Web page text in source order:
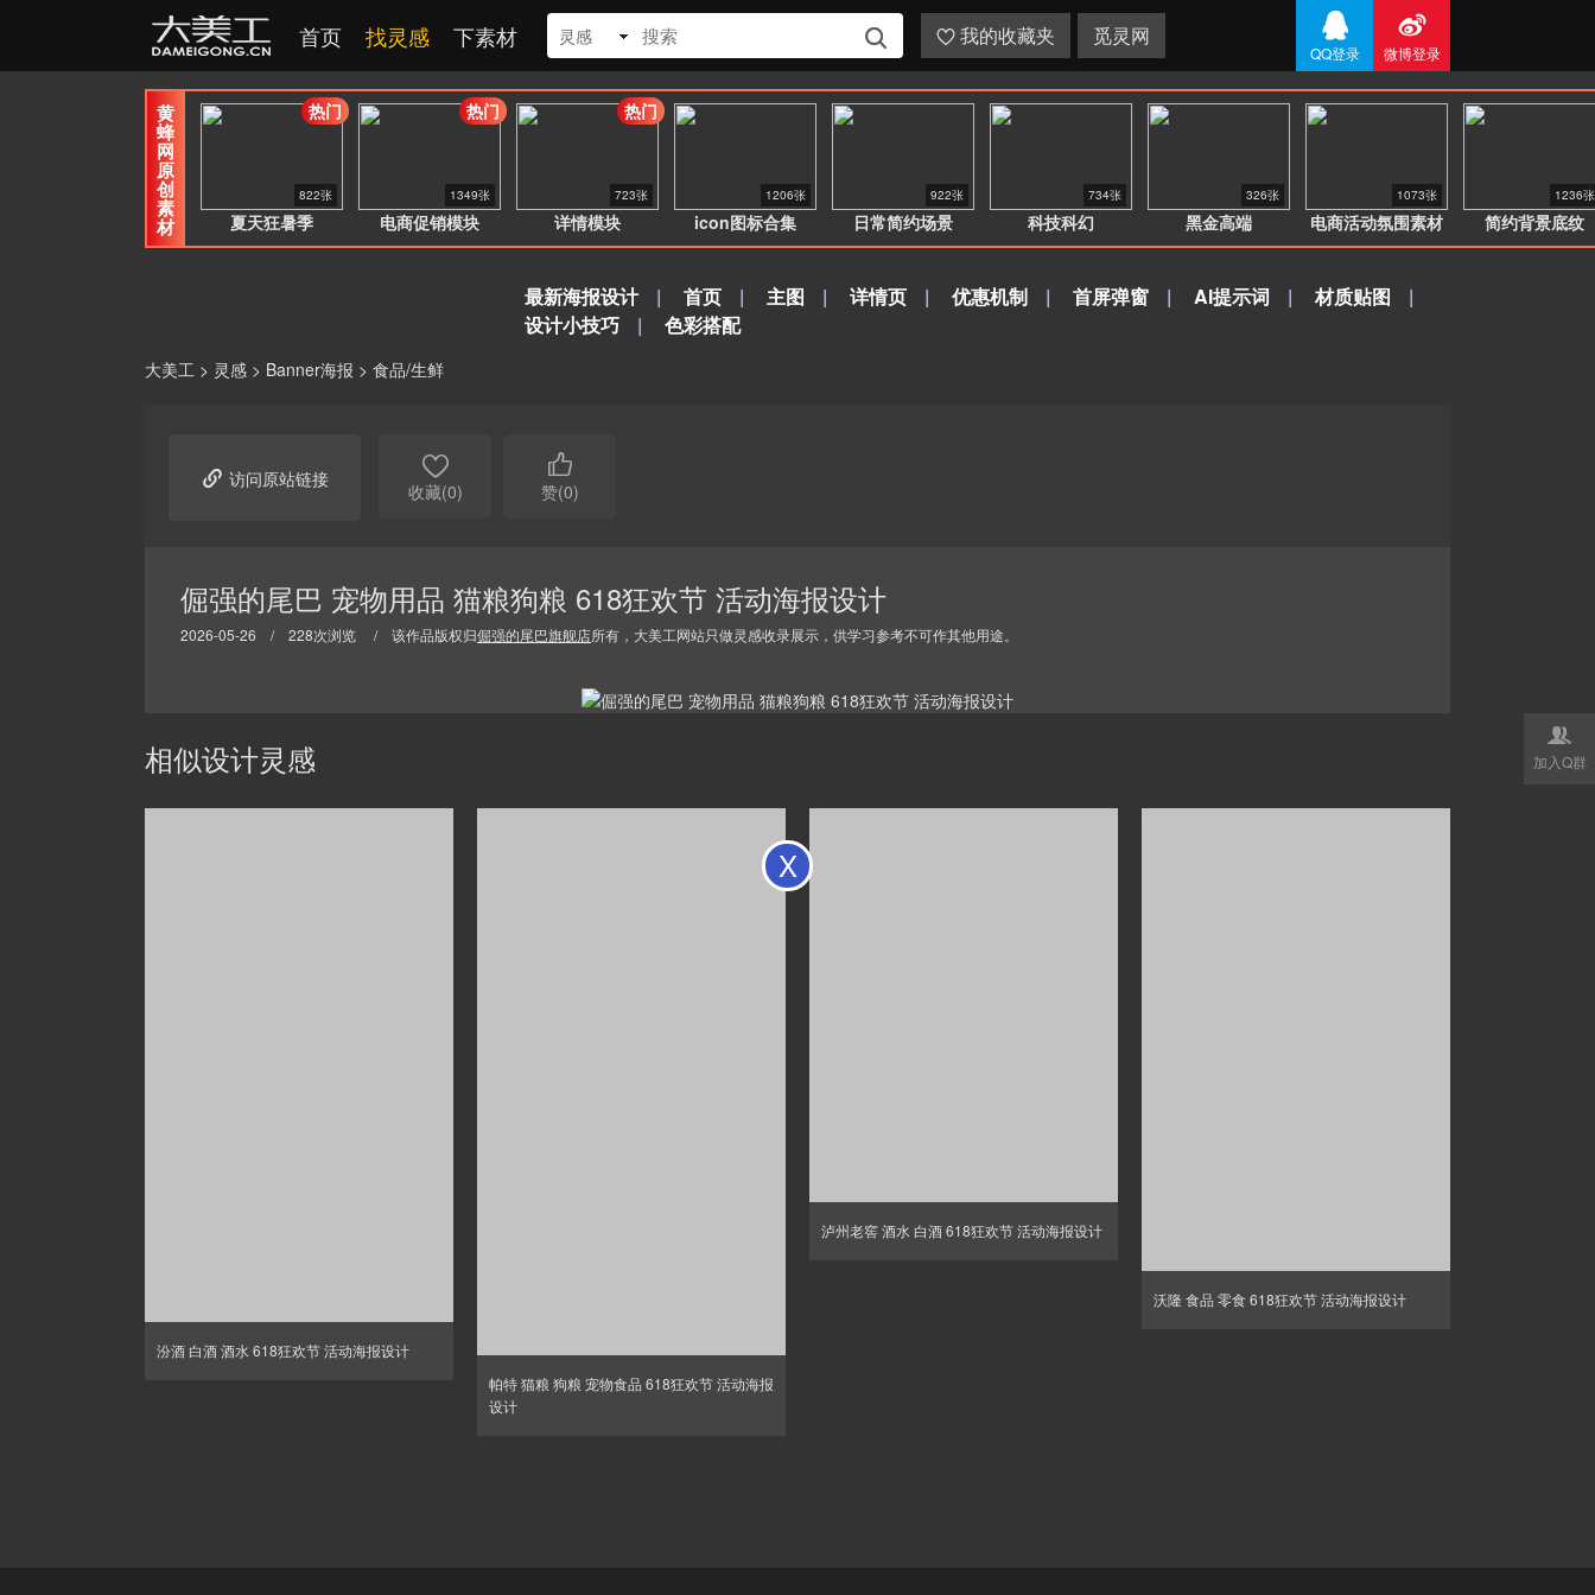
首页 找灵感 下素材 灵感   我的收藏夹 觅灵网 
QQ登录

微博登录
黄
蜂
网
原
创
素
材 夏天狂暑季
822张
热门
电商促销模块
1349张
热门
详情模块
723张
热门
icon图标合集
1206张
日常简约场景
922张
科技科幻
734张
黑金高端
326张
电商活动氛围素材
1073张
简约背景底纹
1236张
最新海报设计 | 首页 | 主图 | 详情页 | 优惠机制 | 首屏弹窗 | AI提示词 | 材质贴图
|
设计小技巧
| 色彩搭配
大美工 > 灵感 > Banner海报 > 食品/生鲜
 访问原站链接 
收藏(0)

赞(0)
倔强的尾巴 宠物用品 猫粮狗粮 618狂欢节 活动海报设计
2026-05-26 / 228次浏览 / 该作品版权归倔强的尾巴旗舰店所有，大美工网站只做灵感收录展示，供学习参考不可作其他用途。
相似设计灵感
汾酒 白酒 酒水 618狂欢节 活动海报设计
帕特 猫粮 狗粮 宠物食品 618狂欢节 活动海报
设计
泸州老窖 酒水 白酒 618狂欢节 活动海报设计
沃隆 食品 零食 618狂欢节 活动海报设计

加入Q群
X